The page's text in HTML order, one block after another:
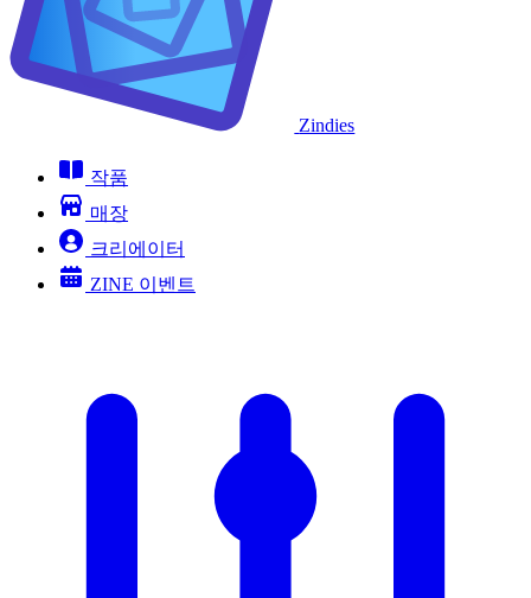
Zindies
작품
매장
크리에이터
ZINE 이벤트